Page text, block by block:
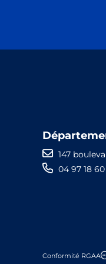
147
04 97 18
Conformité RGAA